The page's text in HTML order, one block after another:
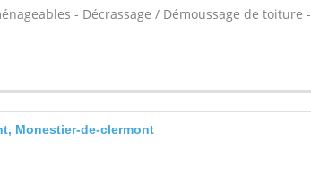
- Décrassage / Démoussage de toiture -
Monestier-de-clermont